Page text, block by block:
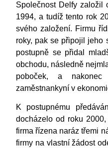
Společnost Delfy založil
1994, a tudíž tento rok
svého založení. Firmu
roky, pak se připojil jeho
postupně se přidal
obchodu, následně
poboček, a
zaměstnankyní v
K postupnému
docházelo od roku
firma řízena naráz třemi
firmy na vlastní žádost